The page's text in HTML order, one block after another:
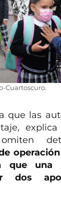
Cuartoscuro.
que las
que una
dos